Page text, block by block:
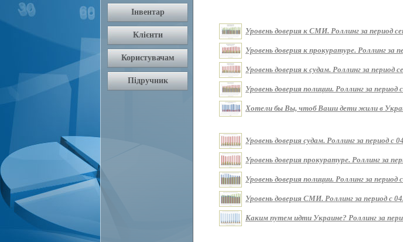
Уровень доверия к СМИ. Роллинг за период
Уровень доверия к прокуратуре. Роллинг за
Уровень доверия к судам. Роллинг за период
Уровень доверия полиции. Роллинг за период
Хотели бы Вы, чтоб Ваши дети жили в
Уровень доверия судам. Роллинг за период с
Уровень доверия прокуратуре. Роллинг за
Уровень доверия полиции. Роллинг за период
Уровень доверия СМИ. Роллинг за период с
Каким путем идти Украине? Роллинг за